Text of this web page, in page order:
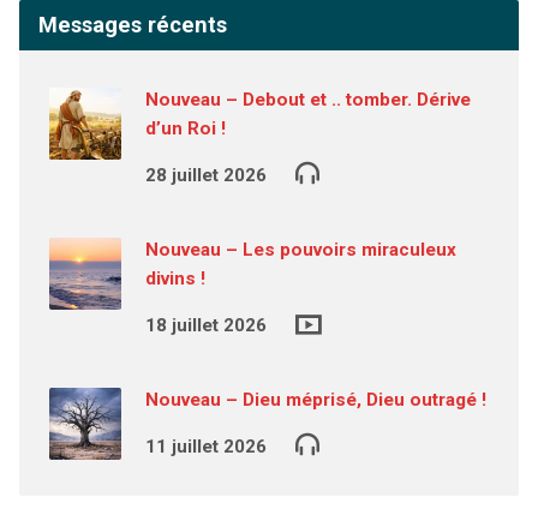
Messages récents
Nouveau – Debout et .. tomber. Dérive
d’un Roi !
28 juillet 2026
Nouveau – Les pouvoirs miraculeux
divins !
18 juillet 2026
Nouveau – Dieu méprisé, Dieu outragé !
11 juillet 2026